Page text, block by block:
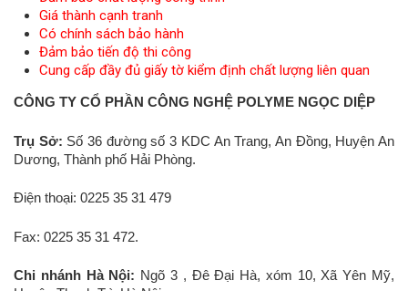
Giá thành cạnh tranh
Có chính sách bảo hành
Đảm bảo tiến độ thi công
Cung cấp đầy đủ giấy tờ kiểm định chất lượng liên quan
CÔNG TY CỔ PHẦN CÔNG NGHỆ POLYME NGỌC DIỆP
Trụ Sở: Số 36 đường số 3 KDC An Trang, An Đồng, Huyện An
Dương, Thành phố Hải Phòng.
Điện thoại: 0225 35 31 479
Fax: 0225 35 31 472.
Chi nhánh Hà Nội: Ngõ 3 , Đê Đại Hà, xóm 10, Xã Yên Mỹ,